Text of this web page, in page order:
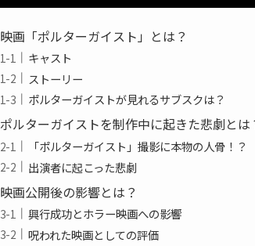
映画「ポルターガイスト」とは？
キャスト
ストーリー
ポルターガイストが見れるサブスクは？
ポルターガイストを制作中に起きた悲劇とは
「ポルターガイスト」撮影に本物の人骨！？
出演者に起こった悲劇
映画公開後の影響とは？
興行成功とホラー映画への影響
呪われた映画としての評価